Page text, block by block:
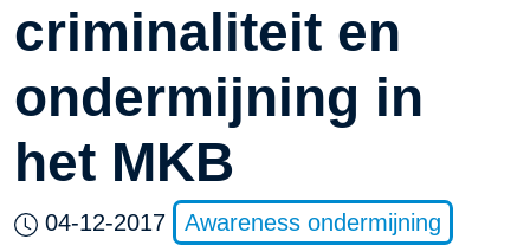
criminaliteit en
ondermijning in
het MKB
04-12-2017 Awareness ondermijning